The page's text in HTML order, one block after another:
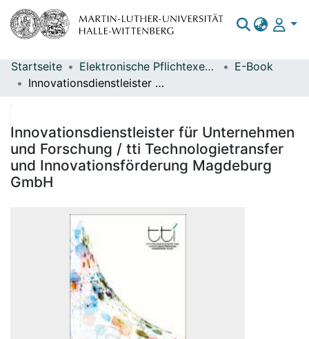
Bereiche & Sammlungen
Statistiken
Startseite Elektronische Pflichtexemplare
E-Book
Innovationsdienstleister für Unternehmen und Forschung / tti Technologietransfer und Innovationsförderung Magdeburg GmbH
Innovationsdienstleister für Unternehmen
und Forschung / tti Technologietransfer
und Innovationsförderung Magdeburg
GmbH